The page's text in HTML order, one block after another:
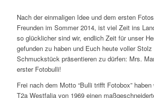
Nach der einmaligen Idee und dem ersten
Freunden im Sommer 2014, ist viel Zeit ins
so glücklicher sind wir, endlich Zeit für unser
gefunden zu haben und Euch heute voller Stolz
Schmuckstück präsentieren zu dürfen: Mrs.
erster Fotobulli!
Frei nach dem Motto “Bulli trifft Fotobox”
T2a Westfalia von 1969 einen